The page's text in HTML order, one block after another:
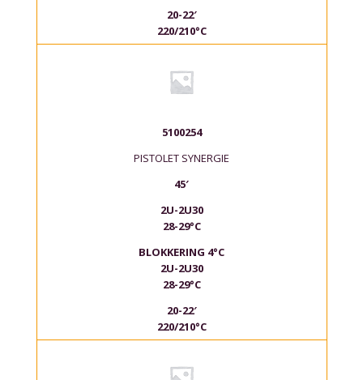
20-22′
220/210°C
5100254
PISTOLET SYNERGIE
45′
2U-2U30
28-29°C
BLOKKERING 4°C
2U-2U30
28-29°C
20-22′
220/210°C